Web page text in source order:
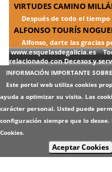
VIRTUDES CAMINO
Después de todo el
ALFONSO TOURÍS
Alfonso, darte las gracias
www.esquelasdegalicia.es
relacionado con Decesos y
INFORMACIÓN IMPORTANTE
Este portal web utiliza cookies
ayuda a optimizar su visita. Las
carácter personal. Usted puede
configuración siempre que lo
Cookies.